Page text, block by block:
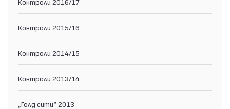
Контроли 2015/16
Контроли 2014/15
Контроли 2013/14
„Голд сити“ 2013